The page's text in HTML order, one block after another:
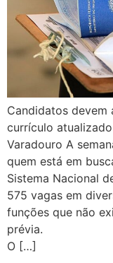
Candidatos devem
currículo
Varadouro A
quem está em
Sistema Nacional
575 vagas em
funções que não
O […]